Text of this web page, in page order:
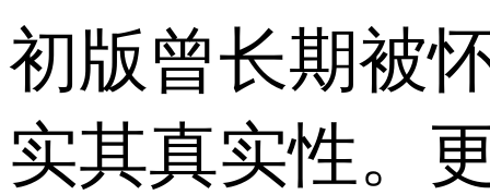
初版曾长期被
实其真实性。